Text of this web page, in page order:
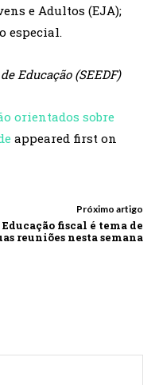
e Adultos (EJA);
especial.
Educação (SEEDF)
orientados sobre
appeared first on
Próximo artigo
Educação fiscal é tema de
reuniões nesta semana